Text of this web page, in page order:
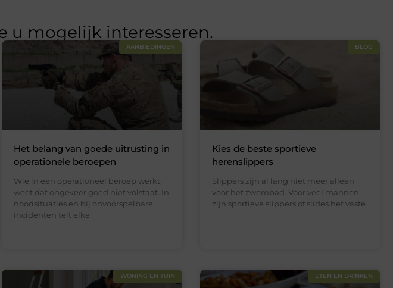
u mogelijk interesseren.
AANBIEDINGEN
Het belang van goede uitrusting in
operationele beroepen
Wie in een operationeel beroep werkt,
weet dat ongeveer goed niet volstaat. In
noodsituaties en bij onvoorspelbare
incidenten telt elke
BLOG
Kies de beste sportieve
herenslippers
Slippers zijn al lang niet meer alleen
voor het zwembad. Voor veel mannen
zijn sportieve slippers of slides het vaste
WONING EN TUIN ETEN EN DRINKEN